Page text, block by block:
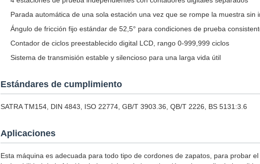
Parada automática de una sola estación una vez que se rompe la muestra sin
Ángulo de fricción fijo estándar de 52,5° para condiciones de prueba
Contador de ciclos preestablecido digital LCD, rango 0-999,999 ciclos
Sistema de transmisión estable y silencioso para una larga vida útil
Estándares de cumplimiento
SATRA TM154, DIN 4843, ISO 22774, GB/T 3903.36, QB/T 2226, BS 5131:3.6
Aplicaciones
Esta máquina es adecuada para todo tipo de cordones de zapatos, para probar